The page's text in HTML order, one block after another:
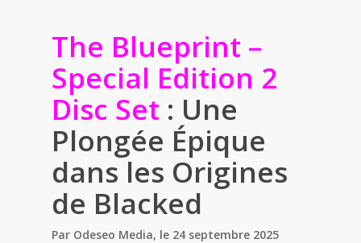
The Blueprint –
Special Edition 2
Disc Set : Une
Plongée Épique
dans les Origines
de Blacked
Par Odeseo Media, le 24 septembre 2025